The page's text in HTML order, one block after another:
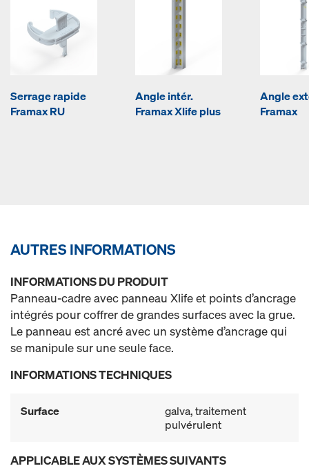
Serrage rapide
Framax RU
Angle intér.
Framax Xlife plus
Angle
Framax
AUTRES INFORMATIONS
INFORMATIONS DU PRODUIT
Panneau-cadre avec panneau Xlife et points d’ancrage
intégrés pour coffrer de grandes surfaces avec la grue.
Le panneau est ancré avec un système d’ancrage qui
se manipule sur une seule face.
INFORMATIONS TECHNIQUES
Surface
galva, traitement
pulvérulent
APPLICABLE AUX SYSTÈMES SUIVANTS